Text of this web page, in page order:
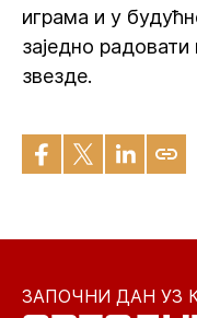
играма и у
заједно
звезде.
ЗАПОЧНИ ДАН УЗ